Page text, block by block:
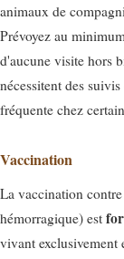
animaux de
Prévoyez au
d'aucune visite hors
nécessitent des
fréquente chez
Vaccination
La vaccination
hémorragique) est
vivant